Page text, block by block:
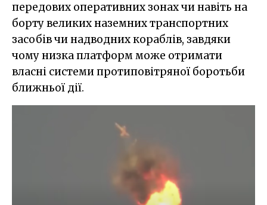
передових оперативних зонах чи навіть на
борту великих наземних транспортних
засобів чи надводних кораблів, завдяки
чому низка платформ може отримати
власні системи протиповітряної боротьби
ближньої дії.